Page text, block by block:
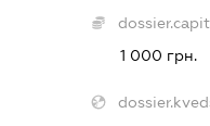
1 000 грн.